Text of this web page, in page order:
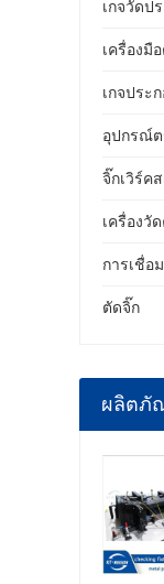
เกจวัดป
เครื่องมื
เกจประ
อุปกรณ์
จิ๊กเวิร์ค
เครื่องวั
การเชื่อ
ตัดจิ๊ก
ผลิตภั